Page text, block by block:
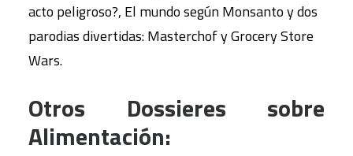
acto peligroso?, El mundo según Monsanto y dos
parodias divertidas: Masterchof y Grocery Store
Wars.
Otros Dossieres sobre
Alimentación: